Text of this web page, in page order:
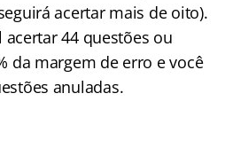
acertar mais de oito).
44 questões ou
da margem de erro e você
anuladas.